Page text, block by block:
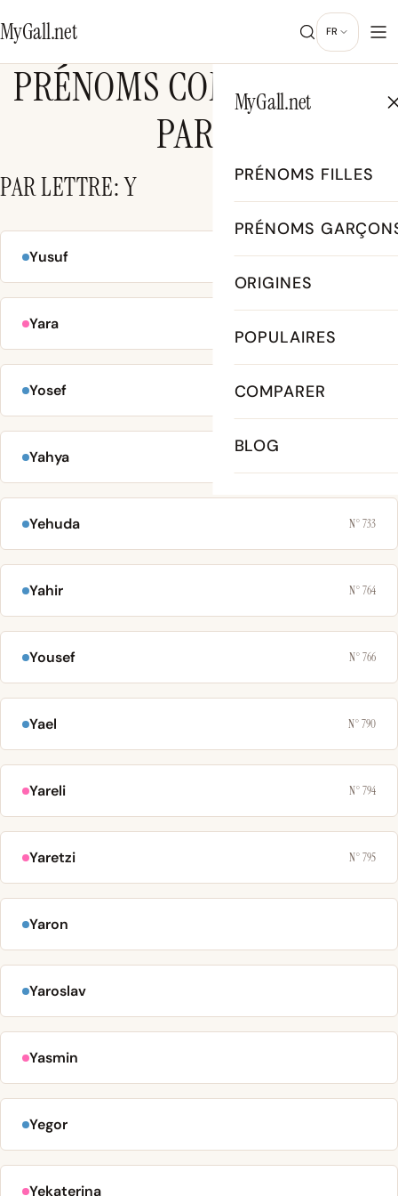
MyGall.net FR
MyGall.net
PRÉNOMS FILLES
PRÉNOMS
ORIGINES
POPULAIRES
COMPARER
BLOG
PRÉNOMS COMMENÇANT
PAR Y
PAR LETTRE: Y
Yusuf N° 475
Yara
Yosef
Yahya
Yehuda N° 733
Yahir N° 764
Yousef N° 766
Yael N° 790
Yareli N° 794
Yaretzi N° 795
Yaron
Yaroslav
Yasmin
Yegor
Yekaterina